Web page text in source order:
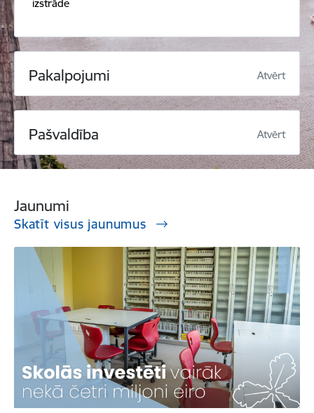
izstrāde
Pakalpojumi Atvērt
Pašvaldība Atvērt
Jaunumi
Skatīt visus jaunumus